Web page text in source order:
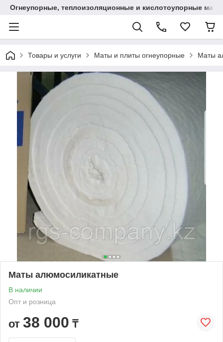
Огнеупорные, теплоизоляционные и кислотоупорные
Товары и услуги Маты и плиты огнеупорные Маты
Маты алюмосиликатные
В наличии
Опт и розница
от 38 000 ₸